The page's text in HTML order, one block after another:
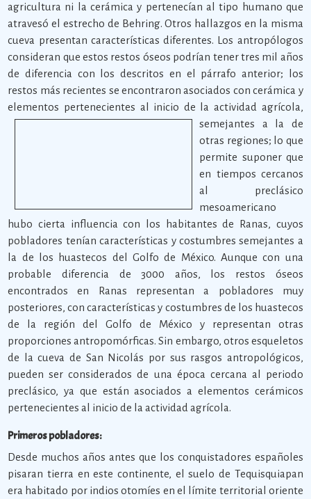
agricultura ni la cerámica y pertenecían al tipo humano que
atravesó el estrecho de Behring. Otros hallazgos en la misma
cueva presentan características diferentes. Los antropólogos
consideran que estos restos óseos podrían tener tres mil años
de diferencia con los descritos en el párrafo anterior; los
restos más recientes se encontraron asociados con cerámica y
elementos pertenecientes al inicio de la actividad agrícola,
semejantes a la de
otras regiones; lo que
permite suponer que
en tiempos cercanos
al preclásico
mesoamericano
hubo cierta influencia con los habitantes de Ranas, cuyos
pobladores tenían características y costumbres semejantes a
la de los huastecos del Golfo de México. Aunque con una
probable diferencia de 3000 años, los restos óseos
encontrados en Ranas representan a pobladores muy
posteriores, con características y costumbres de los huastecos
de la región del Golfo de México y representan otras
proporciones antropomórficas. Sin embargo, otros esqueletos
de la cueva de San Nicolás por sus rasgos antropológicos,
pueden ser considerados de una época cercana al periodo
preclásico, ya que están asociados a elementos cerámicos
pertenecientes al inicio de la actividad agrícola.
Primeros pobladores:
Desde muchos años antes que los conquistadores españoles
pisaran tierra en este continente, el suelo de Tequisquiapan
era habitado por indios otomíes en el límite territorial oriente